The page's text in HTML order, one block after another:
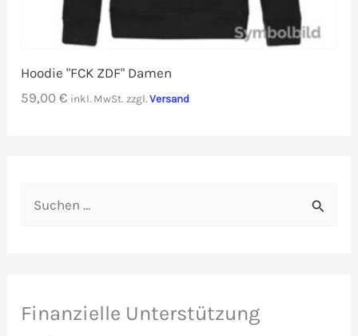
Hoodie "FCK ZDF" Damen
59,00€ inkl. MwSt. zzgl.Versand
e
Finanzielle Unterstützung